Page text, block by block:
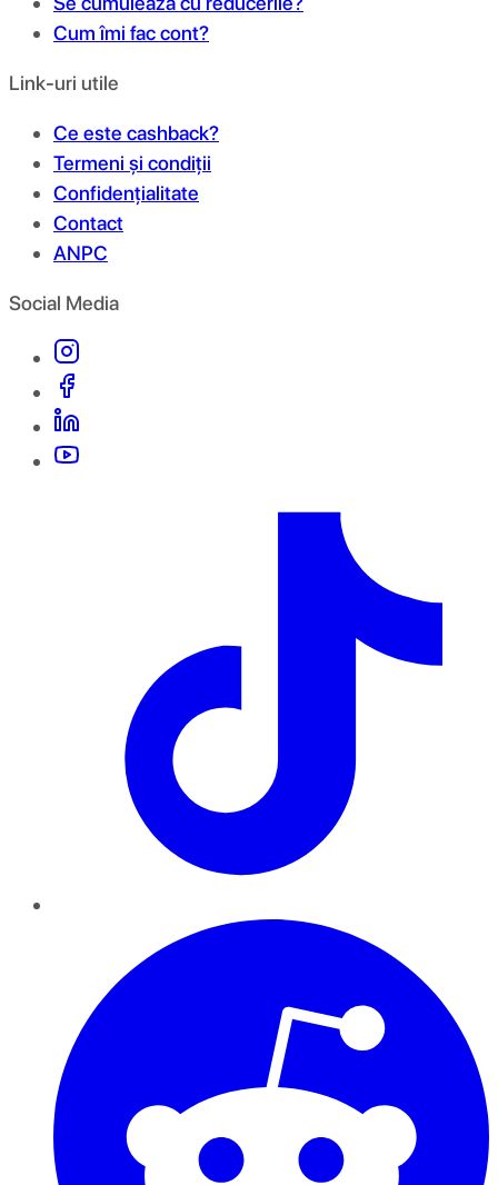
Cum îmi fac cont?
Link-uri utile
Ce este cashback?
Termeni și condiții
Confidențialitate
Contact
ANPC
Social Media